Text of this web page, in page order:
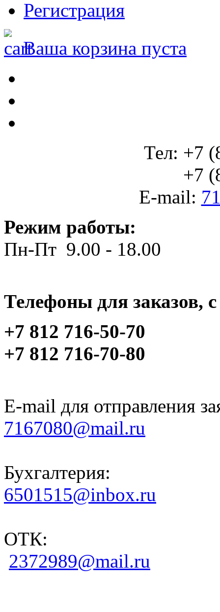
Регистрация
Ваша корзина пуста
Тел: +7
+7
E-mail:
Режим работы:
Пн-Пт 9.00 - 18.00
Телефоны для заказов,
+7 812 716-50-70
+7 812 716-70-80
E-mail для отправления
7167080@mail.ru
Бухгалтерия:
6501515@inbox.ru
ОТК:
2372989@mail.ru